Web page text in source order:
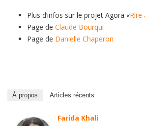
Plus d’infos sur le projet Agora «Rire
Page de Claude Bourqui
Page de Danielle Chaperon
À propos Articles récents
Farida Khali